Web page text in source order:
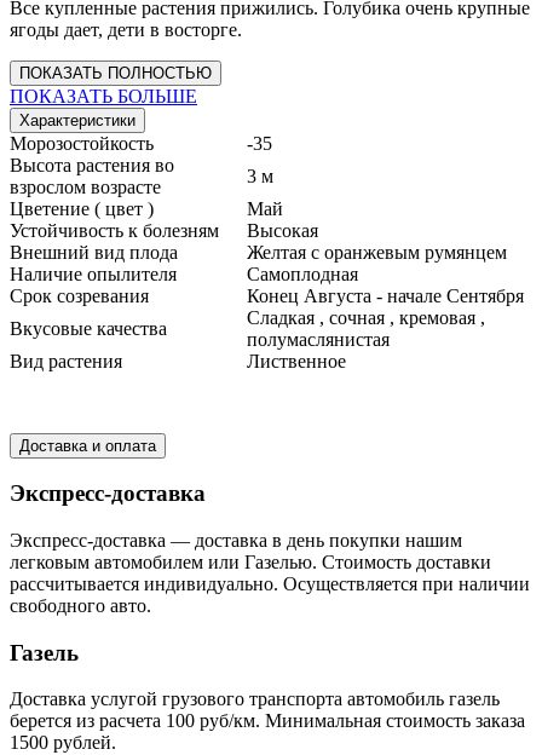
Все купленные растения прижились. Голубика очень крупные
ягоды дает, дети в восторге.
ПОКАЗАТЬ ПОЛНОСТЬЮ
ПОКАЗАТЬ БОЛЬШЕ
Характеристики
Морозостойкость
-35
Высота растения во
взрослом возрасте
3 м
Цветение ( цвет )
Май
Устойчивость к болезням
Высокая
Внешний вид плода
Желтая с оранжевым румянцем
Наличие опылителя
Самоплодная
Срок созревания
Конец Августа - начале Сентября
Вкусовые качества
Сладкая , сочная , кремовая ,
полумаслянистая
Вид растения
Лиственное
Доставка и оплата
Экспресс-доставка
Экспресс-доставка — доставка в день покупки нашим
легковым автомобилем или Газелью. Стоимость доставки
рассчитывается индивидуально. Осуществляется при наличии
свободного авто.
Газель
Доставка услугой грузового транспорта автомобиль газель
берется из расчета 100 руб/км. Минимальная стоимость заказа
1500 рублей.